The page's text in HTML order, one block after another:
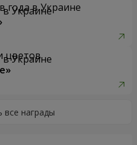
года в Украине
цветов